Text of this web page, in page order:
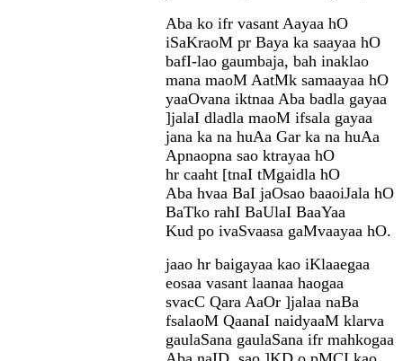
Aba ko ifr vasant Aayaa hO
iSaKraoM pr Baya ka saayaa hO
bafI-lao gaumbaja, bah inaklao
mana maoM AatMk samaayaa hO
yaaOvana iktnaa Aba badla gayaa
]jalaI dladla maoM ifsala gayaa
jana ka na huAa Gar ka na huAa
Apnaopna sao ktrayaa hO
hr caaht [tnaI tMgaidla hO
Aba hvaa BaI jaOsao baaoiJala hO
BaTko rahI BaUlaI BaaYaa
Kud po ivaSvaasa gaMvaayaa hO.
jaao hr baigayaa kao iKlaaegaa
eosaa vasant laanaa haogaa
svacC Qara AaOr ]jalaa naBa
fsalaoM QaanaI naidyaaM klarva
gaulaSana gaulaSana ifr mahkogaa